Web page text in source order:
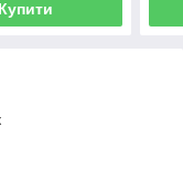
Купити